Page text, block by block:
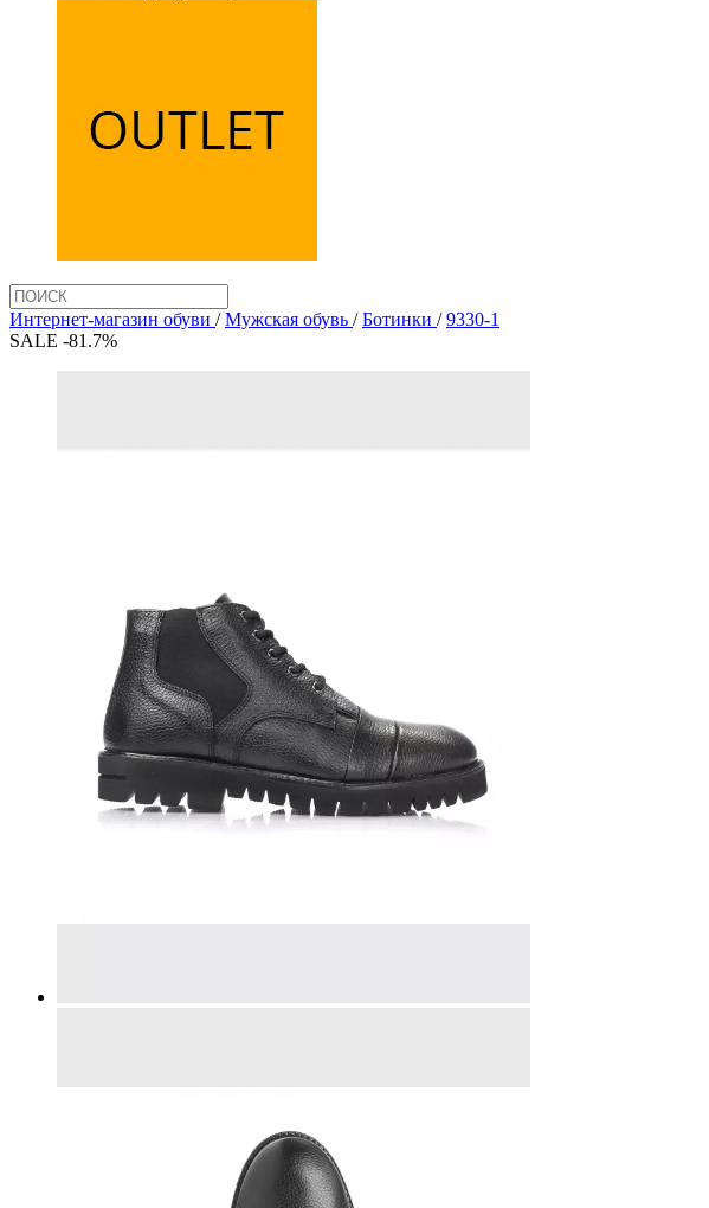
Интернет-магазин обуви /Мужская обувь /Ботинки /9330-1
SALE -81.7%